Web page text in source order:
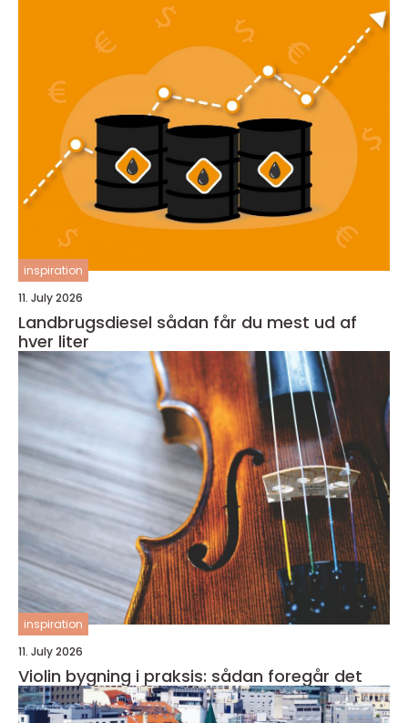
inspiration
11. July 2026
Landbrugsdiesel sådan får du mest ud af
hver liter
inspiration
11. July 2026
Violin bygning i praksis: sådan foregår det